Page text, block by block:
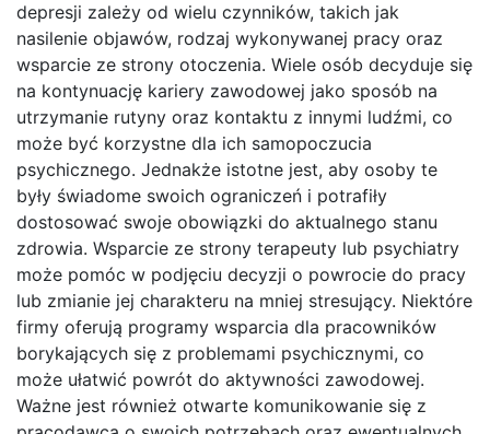
depresji zależy od wielu czynników, takich jak
nasilenie objawów, rodzaj wykonywanej pracy oraz
wsparcie ze strony otoczenia. Wiele osób decyduje się
na kontynuację kariery zawodowej jako sposób na
utrzymanie rutyny oraz kontaktu z innymi ludźmi, co
może być korzystne dla ich samopoczucia
psychicznego. Jednakże istotne jest, aby osoby te
były świadome swoich ograniczeń i potrafiły
dostosować swoje obowiązki do aktualnego stanu
zdrowia. Wsparcie ze strony terapeuty lub psychiatry
może pomóc w podjęciu decyzji o powrocie do pracy
lub zmianie jej charakteru na mniej stresujący. Niektóre
firmy oferują programy wsparcia dla pracowników
borykających się z problemami psychicznymi, co
może ułatwić powrót do aktywności zawodowej.
Ważne jest również otwarte komunikowanie się z